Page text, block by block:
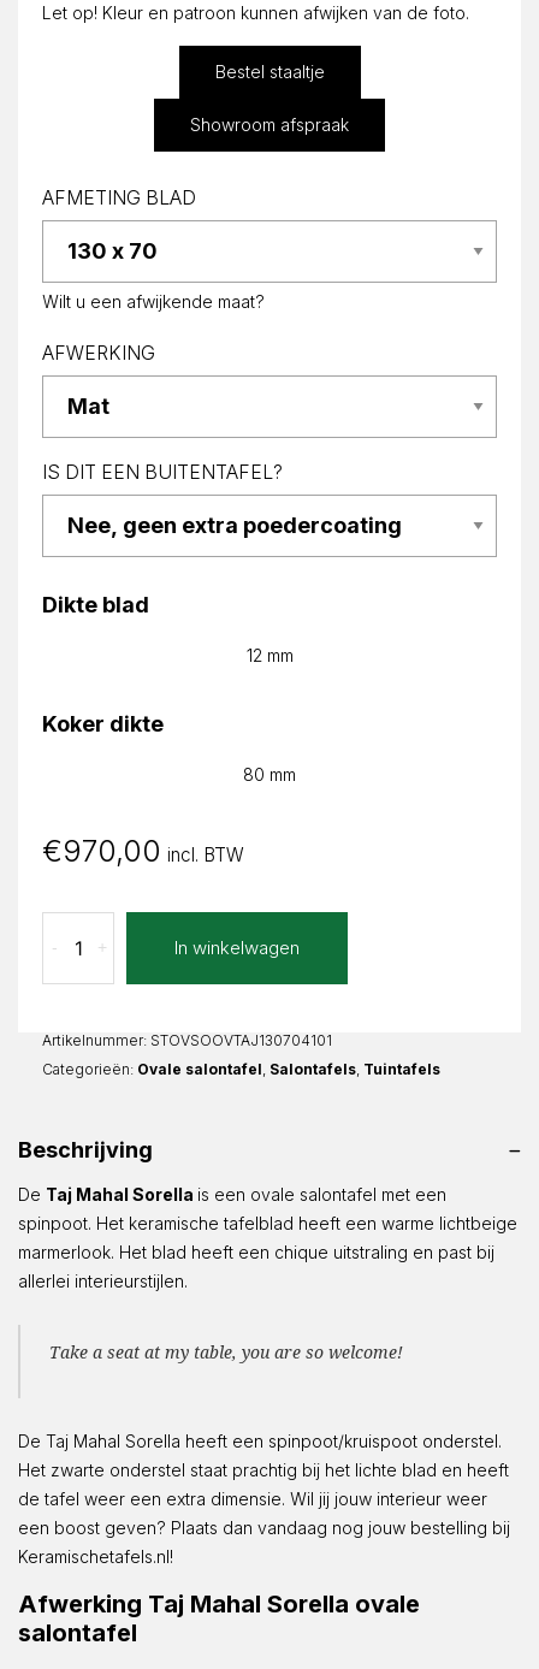
Let op! Kleur en patroon kunnen afwijken van de foto.
Bestel staaltje
Showroom afspraak
AFMETING BLAD
Wilt u een afwijkende maat?
AFWERKING
IS DIT EEN BUITENTAFEL?
Dikte blad
12 mm
Koker dikte
80 mm
€970,00 incl. BTW
Mahal
Sorella
aantal
+
- In winkelwagen
Artikelnummer: STOVSOOVTAJ130704101
Categorieën: Ovale salontafel Salontafels Tuintafels
Beschrijving
De Taj Mahal Sorella is een ovale salontafel met een
spinpoot. Het keramische tafelblad heeft een warme lichtbeige
marmerlook. Het blad heeft een chique uitstraling en past bij
allerlei interieurstijlen.
Take a seat at my table, you are so welcome!
De Taj Mahal Sorella heeft een spinpoot/kruispoot onderstel.
Het zwarte onderstel staat prachtig bij het lichte blad en heeft
de tafel weer een extra dimensie. Wil jij jouw interieur weer
een boost geven? Plaats dan vandaag nog jouw bestelling bij
Keramischetafels.nl!
Afwerking Taj Mahal Sorella ovale
salontafel